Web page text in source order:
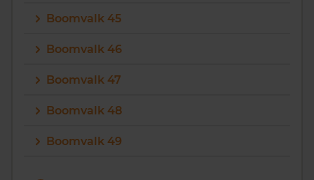
Boomvalk 45
Boomvalk 46
Boomvalk 47
Boomvalk 48
Boomvalk 49